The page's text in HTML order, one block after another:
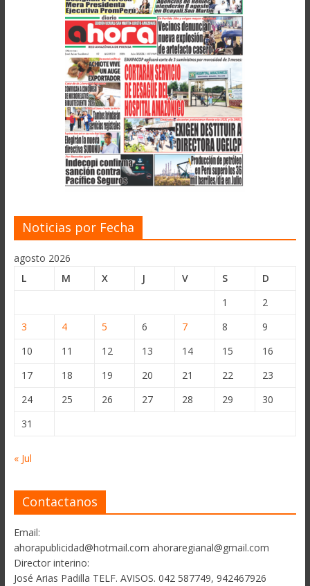
Noticias por Fecha
agosto 2026
L
M X J V S
D
1
2
3
4 5 6 7 8
9
10
11 12 13 14 15
16
17
18 19 20 21 22
23
24
25 26 27 28 29
30
31
« Jul
Contactanos
Email:
ahorapublicidad@hotmail.com ahoraregianal@gmail.com
Director interino:
José Arias Padilla TELF. AVISOS. 042 587749, 942467926